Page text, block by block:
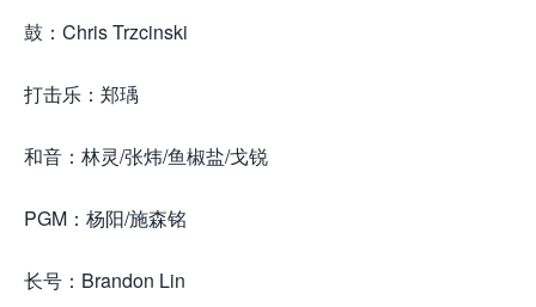
鼓：Chris Trzcinski
打击乐：郑瑀
和音：林灵/张炜/鱼椒盐/戈锐
PGM：杨阳/施森铭
长号：Brandon Lin